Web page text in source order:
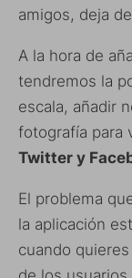
amigos, deja
A la hora de
tendremos la
escala, añadir
fotografía para
Twitter y
El problema
la aplicación
cuando